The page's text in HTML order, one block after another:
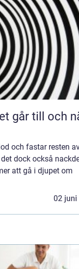
och fastar resten
dock också
att gå i djupet om
02 juni